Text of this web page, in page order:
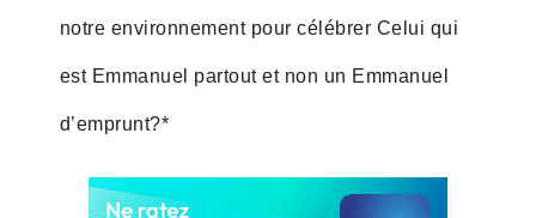
notre environnement pour célébrer Celui qui
est Emmanuel partout et non un Emmanuel
d’emprunt?*